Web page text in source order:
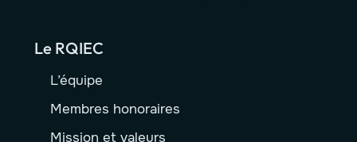
Le RQIEC
L’équipe
Membres honoraires
Mission et valeurs